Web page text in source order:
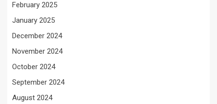
February 2025
January 2025
December 2024
November 2024
October 2024
September 2024
August 2024